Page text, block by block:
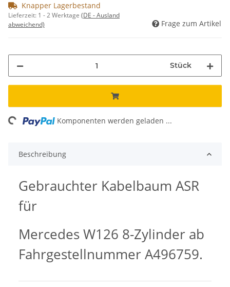
Knapper Lagerbestand
Lieferzeit: 1 - 2 Werktage (DE - Ausland
abweichend)
Frage zum Artikel
Stück
Komponenten werden geladen ...
Beschreibung
Gebrauchter Kabelbaum ASR
für
Mercedes W126 8-Zylinder ab
Fahrgestellnummer A496759.